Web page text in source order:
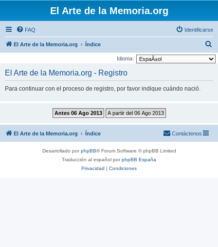
El Arte de la Memoria.org
FAQ Identificarse
El Arte de la Memoria.org Índice
u
Idioma:
El Arte de la Memoria.org - Registro
Para continuar con el proceso de registro, por favor indique cuándo nació.
El Arte de la Memoria.org Índice Contáctenos
Desarrollado porphpBB® Forum Software © phpBB Limited
Traducción al español porphpBB España
Privacidad | Condiciones